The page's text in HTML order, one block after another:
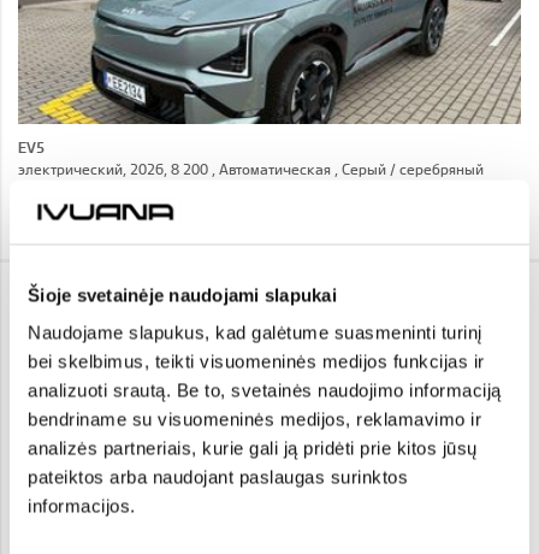
Šioje svetainėje naudojami slapukai
Naudojame slapukus, kad galėtume suasmeninti turinį
bei skelbimus, teikti visuomeninės medijos funkcijas ir
analizuoti srautą. Be to, svetainės naudojimo informaciją
bendriname su visuomeninės medijos, reklamavimo ir
analizės partneriais, kurie gali ją pridėti prie kitos jūsų
pateiktos arba naudojant paslaugas surinktos
informacijos.
EV5
электрический, 2026, 8 200 , Автоматическая , Серый / cеребряный
Я ЗАИНТЕРЕСОВАН!
NISSAN JUKE
24 190 € i